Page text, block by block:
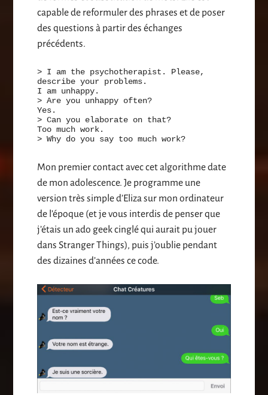
capable de reformuler des phrases et de poser
des questions à partir des échanges
précédents.
> I am the psychotherapist. Please,
describe your problems.
I am unhappy.
> Are you unhappy often?
Yes.
> Can you elaborate on that?
Too much work.
> Why do you say too much work?
Mon premier contact avec cet algorithme date
de mon adolescence. Je programme une
version très simple d’Eliza sur mon ordinateur
de l’époque (et je vous interdis de penser que
j’étais un ado geek cinglé qui aurait pu jouer
dans Stranger Things), puis j’oublie pendant
des dizaines d’années ce code.